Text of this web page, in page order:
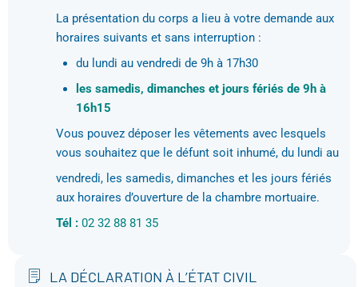
La présentation du corps a lieu à votre demande aux
horaires suivants et sans interruption :
du lundi au vendredi de 9h à 17h30
les samedis, dimanches et jours fériés de 9h à
16h15
Vous pouvez déposer les vêtements avec lesquels
vous souhaitez que le défunt soit inhumé, du lundi au
vendredi, les samedis, dimanches et les jours fériés
aux horaires d’ouverture de la chambre mortuaire.
Tél : 02 32 88 81 35
LA DÉCLARATION À L’ÉTAT CIVIL